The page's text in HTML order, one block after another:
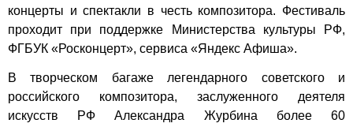
концерты и спектакли в честь композитора. Фестиваль
проходит при поддержке Министерства культуры РФ,
ФГБУК «Росконцерт», сервиса «Яндекс Афиша».
В творческом багаже легендарного советского и
российского композитора, заслуженного деятеля
искусств РФ Александра Журбина более 60